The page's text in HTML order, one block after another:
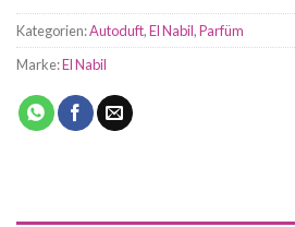
Kategorien:Autoduft,El Nabil,Parfüm
Marke:El Nabil